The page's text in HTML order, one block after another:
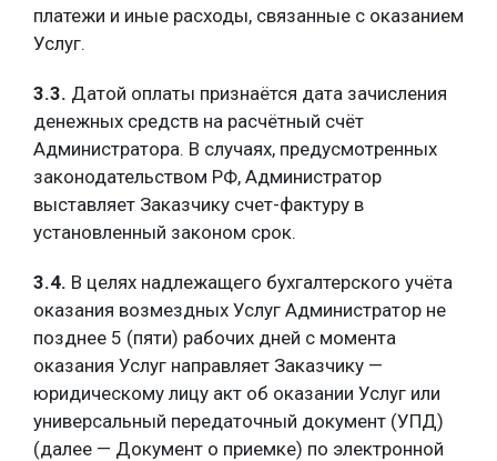
платежи и иные расходы, связанные с оказанием
Услуг.
3.3. Датой оплаты признаётся дата зачисления
денежных средств на расчётный счёт
Администратора. В случаях, предусмотренных
законодательством РФ, Администратор
выставляет Заказчику счет-фактуру в
установленный законом срок.
3.4. В целях надлежащего бухгалтерского учёта
оказания возмездных Услуг Администратор не
позднее 5 (пяти) рабочих дней с момента
оказания Услуг направляет Заказчику —
юридическому лицу акт об оказании Услуг или
универсальный передаточный документ (УПД)
(далее — Документ о приемке) по электронной